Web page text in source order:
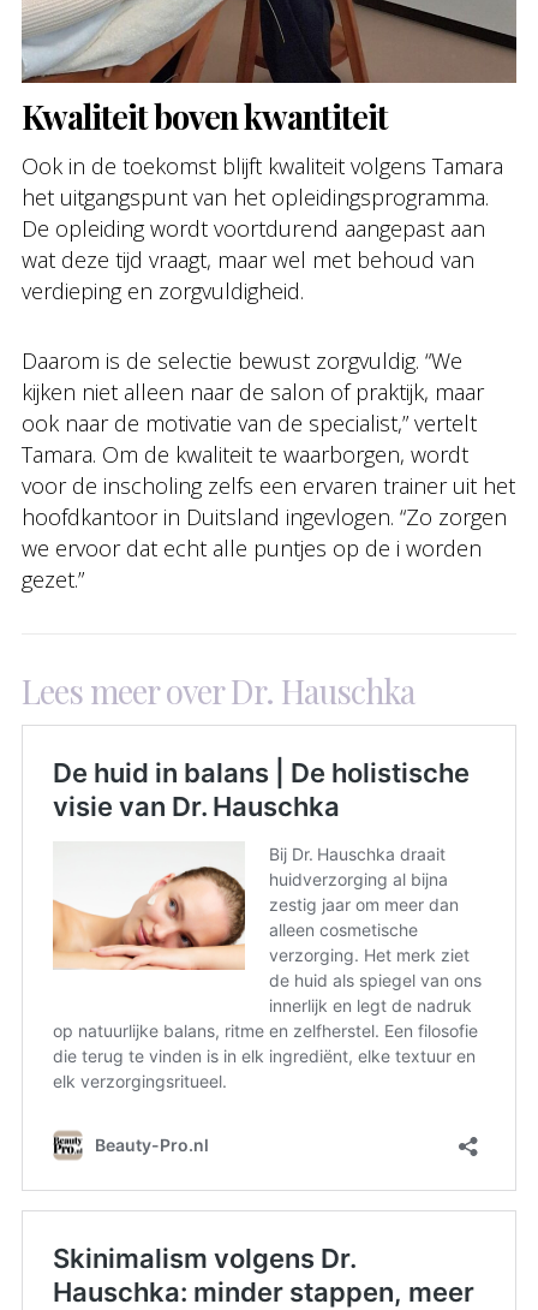
Kwaliteit boven kwantiteit
Ook in de toekomst blijft kwaliteit volgens Tamara
het uitgangspunt van het opleidingsprogramma.
De opleiding wordt voortdurend aangepast aan
wat deze tijd vraagt, maar wel met behoud van
verdieping en zorgvuldigheid.
Daarom is de selectie bewust zorgvuldig. “We
kijken niet alleen naar de salon of praktijk, maar
ook naar de motivatie van de specialist,” vertelt
Tamara. Om de kwaliteit te waarborgen, wordt
voor de inscholing zelfs een ervaren trainer uit het
hoofdkantoor in Duitsland ingevlogen. “Zo zorgen
we ervoor dat echt alle puntjes op de i worden
gezet.”
Lees meer over Dr. Hauschka